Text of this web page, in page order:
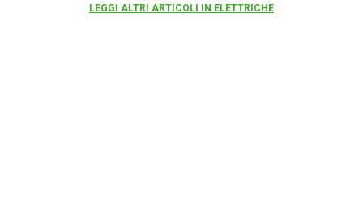
LEGGI ALTRI ARTICOLI IN ELETTRICHE